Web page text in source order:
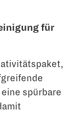
für
spürbare